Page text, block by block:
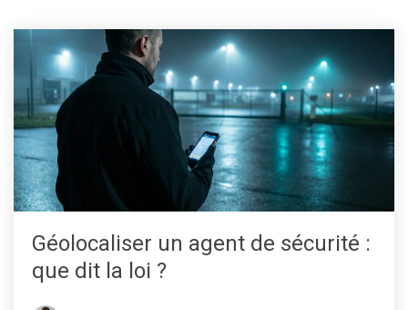
Géolocaliser un agent de sécurité :
que dit la loi ?